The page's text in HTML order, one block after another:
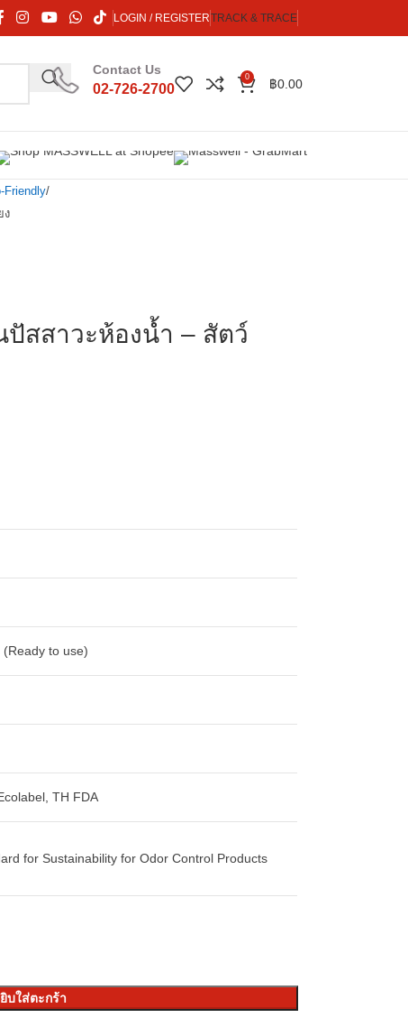
LOGIN / REGISTERTRACK & TRACE
Contact Us
02-726-2700
0 ฿0.00
ง
ปัสสาวะห้องน้ำ – สัตว์
to use)
TH FDA
for Sustainability for Odor Control Products
บใส่ตะกร้า